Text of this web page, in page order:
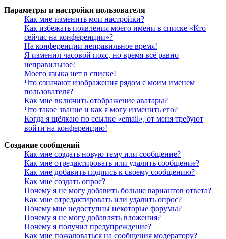
Параметры и настройки пользователя
Как мне изменить мои настройки?
Как избежать появления моего имени в списке «Кто
сейчас на конференции»?
На конференции неправильное время!
Я изменил часовой пояс, но время всё равно
неправильное!
Моего языка нет в списке!
Что означают изображения рядом с моим именем
пользователя?
Как мне включить отображение аватары?
Что такое звание и как я могу изменить его?
Когда я щёлкаю по ссылке «email», от меня требуют
войти на конференцию!
Создание сообщений
Как мне создать новую тему или сообщение?
Как мне отредактировать или удалить сообщение?
Как мне добавить подпись к своему сообщению?
Как мне создать опрос?
Почему я не могу добавить больше вариантов ответа?
Как мне отредактировать или удалить опрос?
Почему мне недоступны некоторые форумы?
Почему я не могу добавлять вложения?
Почему я получил предупреждение?
Как мне пожаловаться на сообщения модератору?